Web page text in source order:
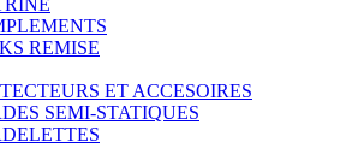
REMISE
ET ACCESOIRES
SEMI-STATIQUES